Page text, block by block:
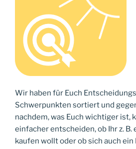
Wir haben für Euch
Schwerpunkten sortiert und
nachdem, was Euch wichtiger ist,
einfacher entscheiden, ob Ihr z. B.
kaufen wollt oder ob sich auch ein